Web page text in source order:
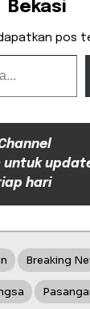
Bekasi
pos
untuk
hari
Breaking